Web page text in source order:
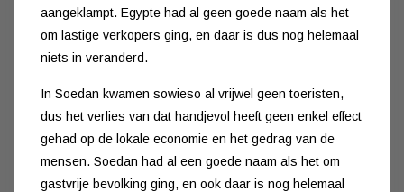
aangeklampt. Egypte had al geen goede naam als het
om lastige verkopers ging, en daar is dus nog helemaal
niets in veranderd.
In Soedan kwamen sowieso al vrijwel geen toeristen,
dus het verlies van dat handjevol heeft geen enkel effect
gehad op de lokale economie en het gedrag van de
mensen. Soedan had al een goede naam als het om
gastvrije bevolking ging, en ook daar is nog helemaal